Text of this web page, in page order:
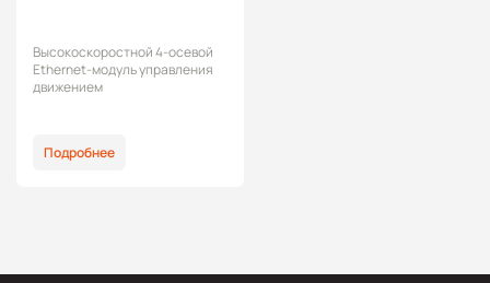
Высокоскоростной 4-осевой
Ethernet-модуль управления
движением
Подробнее